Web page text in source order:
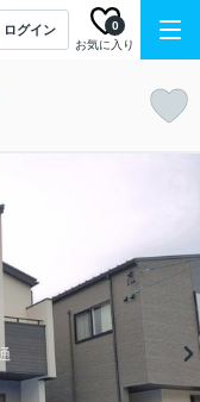
ログイン
お気に入り
0